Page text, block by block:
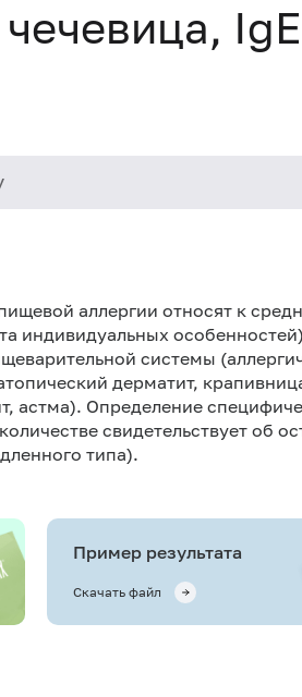
аллергии относят к
индивидуальных
системы
дерматит,
астма). Определение
свидетельствует об
типа).
Пример результата
Скачать файл